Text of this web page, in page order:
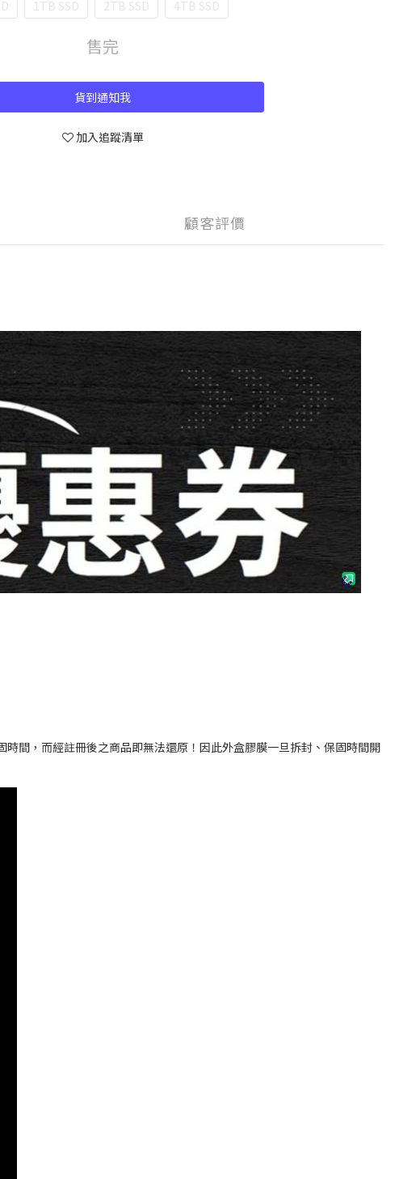
1TB SSD 2TB SSD 4TB SSD
售完
貨到通知我
加入追蹤清單
顧客評價
間，而經註冊後之商品即無法還原！因此外盒膠膜一旦拆封、保固時間開